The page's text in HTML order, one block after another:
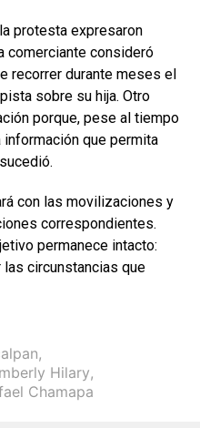
protesta expresaron
comerciante consideró
recorrer durante meses el
sobre su hija. Otro
porque, pese al tiempo
que permita
con las movilizaciones y
correspondientes.
permanece intacto:
circunstancias que
,
Hilary,
Chamapa